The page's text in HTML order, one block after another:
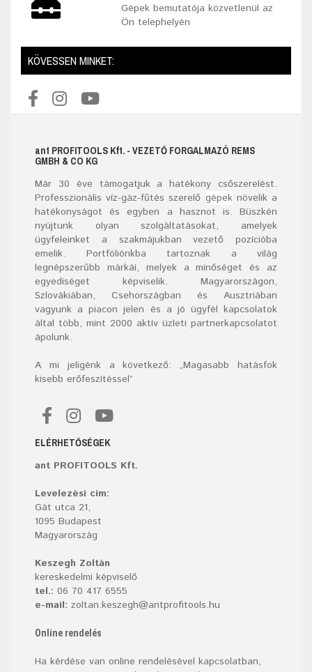
Gépek bemutatója közvetlenül az
Ön telephelyén
KÖVESSEN MINKET:
ant PROFITOOLS Kft. - VEZETŐ FORGALMAZÓ REMS
GMBH & CO KG
Már 30 éve támogatjuk a hatékony csőszerelést.
Professzionális víz-gáz-fűtés szerelő gépeknövelik a
hatékonyságot és egyben a hasznot is. Büszkén
nyújtunk olyan szolgáltatásokat, amelyek
ügyfeleinket a szakmájukban vezető pozícióba
emelik. Portfóliónkba tartoznak a világ
legnépszerűbb márkái, melyek a minőséget és az
egyediséget képviselik. Magyarországon,
Szlovákiában, Csehországban és Ausztriában
vagyunk a piacon jelen és a jó ügyfél kapcsolatok
által több, mint 2000 aktív üzleti partnerkapcsolatot
ápolunk.
A mi jeligénk a következő: „Magasabb hatásfok
kisebb erőfeszítéssel”
ELÉRHETŐSÉGEK
ant PROFITOOLS Kft.
Levelezési cím:
Gát utca 21,
1095 Budapest
Magyarország
Keszegh Zoltán
kereskedelmi képviselő
tel.: 06 70 417 6555
e-mail: zoltan.keszegh@antprofitools.hu
Online rendelés
Ha kérdése van online rendelésével kapcsolatban,